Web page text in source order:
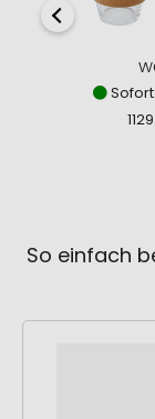
So einfach